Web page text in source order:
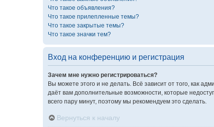
Что такое объявления?
Что такое прилепленные темы?
Что такое закрытые темы?
Что такое значки тем?
Вход на конференцию и регистрация
Зачем мне нужно регистрироваться?
Вы можете этого и не делать. Всё зависит от того, как
даёт вам дополнительные возможности, которые
всего пару минут, поэтому мы рекомендуем это сделать.
Вернуться к началу